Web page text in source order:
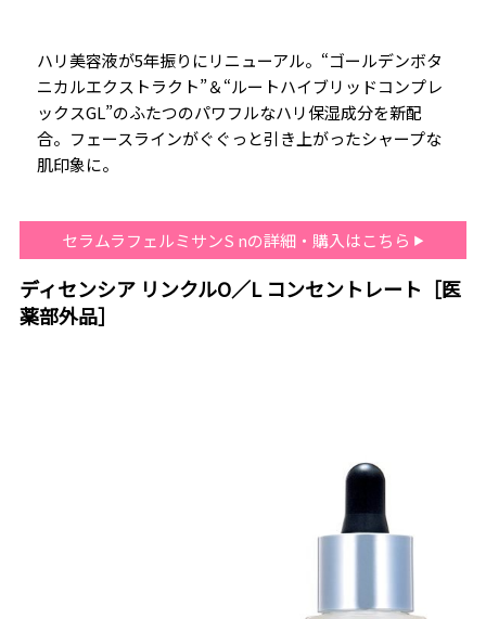
ハリ美容液が5年振りにリニューアル。“ゴールデンボタ
ニカルエクストラクト”＆“ルートハイブリッドコンプレ
ックスGL”のふたつのパワフルなハリ保湿成分を新配
合。フェースラインがぐぐっと引き上がったシャープな
肌印象に。
セラムラフェルミサンS nの詳細・購入はこちら
ディセンシア リンクルO／L コンセントレート［医
薬部外品］